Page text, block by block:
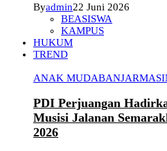
Byadmin22 Juni 2026
BEASISWA
KAMPUS
HUKUM
TREND
ANAK MUDA
PDI Perjuangan
Musisi Jalanan
2026